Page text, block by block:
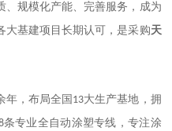
、规模化产能、完善服务，成为
大基建项目长期认可，是采购天
年，布局全国 13大生产基地，拥
条专业全自动涂塑专线，专注涂